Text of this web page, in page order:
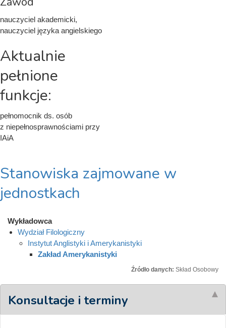
nauczyciel akademicki,
nauczyciel języka angielskiego
Aktualnie
pełnione
funkcje:
pełnomocnik ds. osób
z niepełnosprawnościami przy
IAiA
Stanowiska zajmowane w
jednostkach
Wykładowca
Wydział Filologiczny
Instytut Anglistyki i Amerykanistyki
Zakład Amerykanistyki
Źródło danych: Skład Osobowy
Konsultacje i terminy